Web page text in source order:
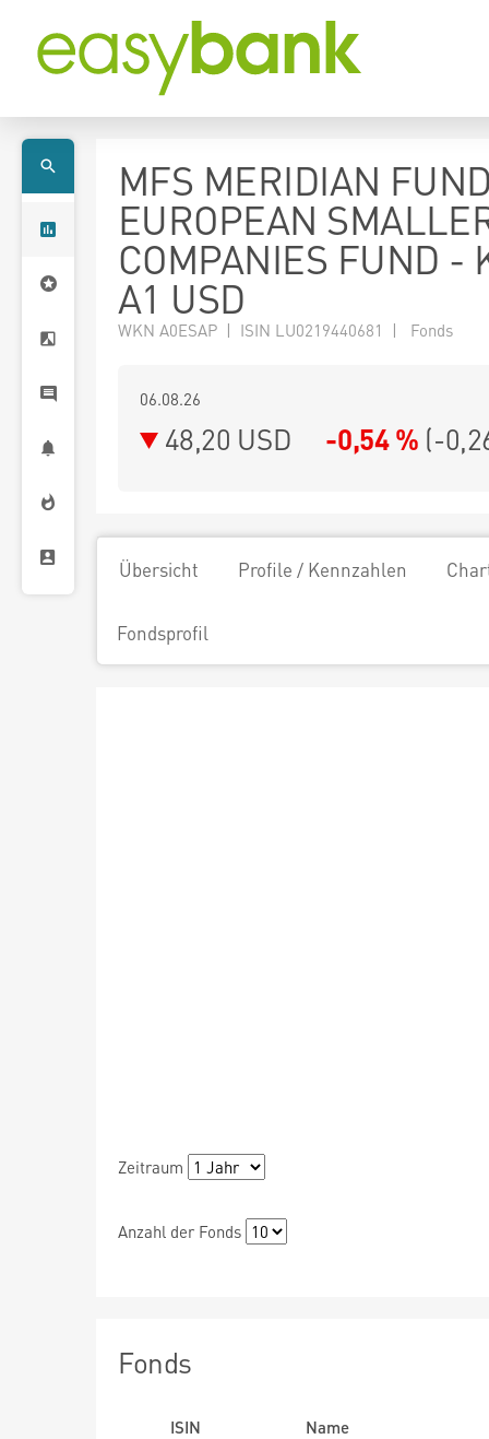
MFS MERIDIAN
EUROPEAN
COMPANIES FUND -
A1 USD
WKN A0ESAP | ISIN LU0219440681 | Fonds
06.08.26
48,20 USD -0,54 % (-
Übersicht Profile / Kennzahlen
Fondsprofil
Zeitraum
Anzahl der Fonds
Fonds
ISIN
Name